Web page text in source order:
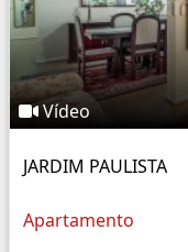
Vídeo
JARDIM PAULISTA
Apartamento